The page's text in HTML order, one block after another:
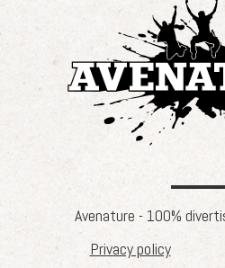
Avenature - 100%
Privacy policy